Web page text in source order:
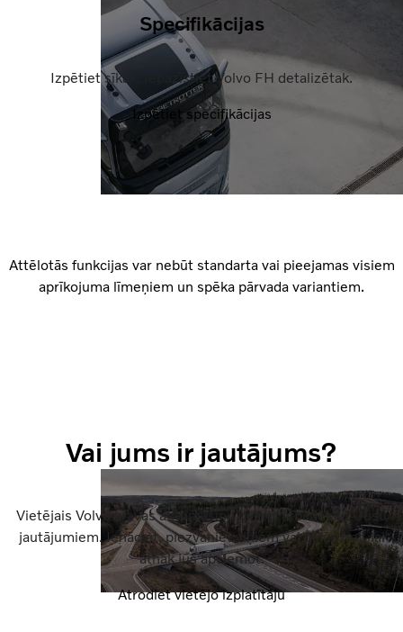
Specifikācijas
Izpētiet sīkāk. Iepazīstiet Volvo FH detalizētak.
Izpētiet specifikācijas
Attēlotās funkcijas var nebūt standarta vai pieejamas visiem
aprīkojuma līmeņiem un spēka pārvada variantiem.
Vai jums ir jautājums?
Vietējais Volvo kravas automašīnu dīleris atbildēs uz Jūsu
jautājumiem. Ienāciet, piezvaniet viņiem vai palūdziet, lai
atnāk jūs apciemot.
Atrodiet vietējo izplatītāju